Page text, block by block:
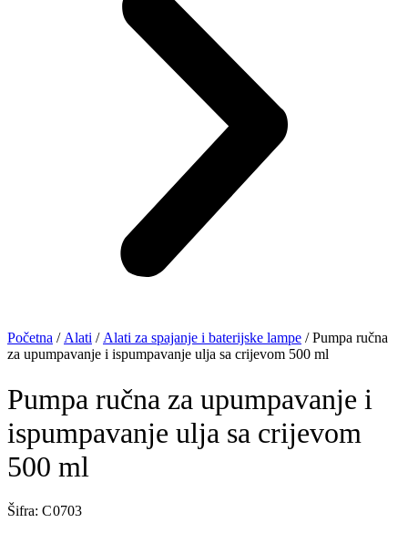
Početna / Alati / Alati za spajanje i baterijske lampe / Pumpa ručna
za upumpavanje i ispumpavanje ulja sa crijevom 500 ml
Pumpa ručna za upumpavanje i
ispumpavanje ulja sa crijevom
500 ml
Šifra: C 0703